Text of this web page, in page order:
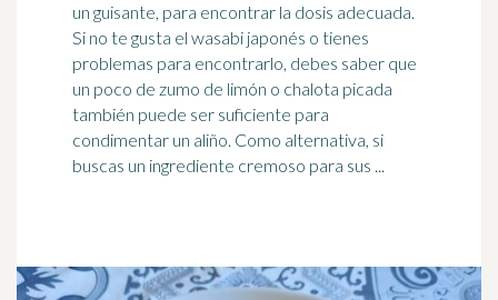
un guisante, para encontrar la dosis adecuada.
Si no te gusta el wasabi japonés o tienes
problemas para encontrarlo, debes saber que
un poco de zumo de limón o chalota picada
también puede ser suficiente para
condimentar un aliño. Como alternativa, si
buscas un ingrediente cremoso para sus ...